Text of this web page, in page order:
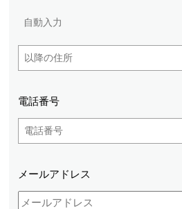
電話番号
メールアドレス